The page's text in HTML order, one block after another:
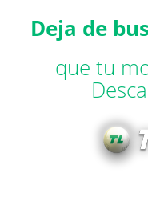
Deja de
que tu